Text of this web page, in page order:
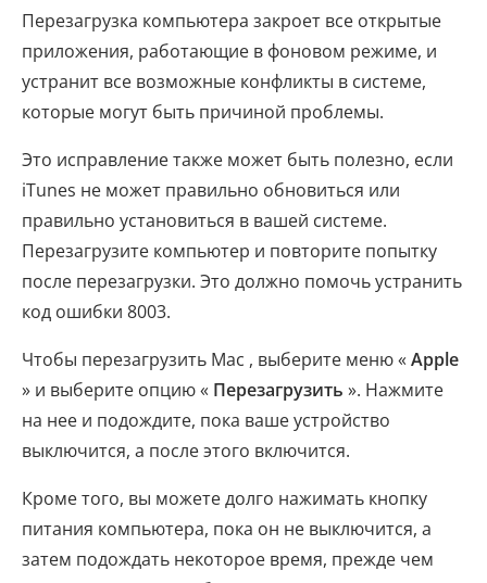
Перезагрузка компьютера закроет все открытые
приложения, работающие в фоновом режиме, и
устранит все возможные конфликты в системе,
которые могут быть причиной проблемы.
Это исправление также может быть полезно, если
iTunes не может правильно обновиться или
правильно установиться в вашей системе.
Перезагрузите компьютер и повторите попытку
после перезагрузки. Это должно помочь устранить
код ошибки 8003.
Чтобы перезагрузить Mac , выберите меню «Apple
» и выберите опцию « Перезагрузить ». Нажмите
на нее и подождите, пока ваше устройство
выключится, а после этого включится.
Кроме того, вы можете долго нажимать кнопку
питания компьютера, пока он не выключится, а
затем подождать некоторое время, прежде чем